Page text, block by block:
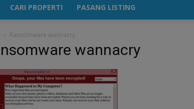
CARI PROPERTI PASANG LISTING
Ransomware wannacry
wannacry